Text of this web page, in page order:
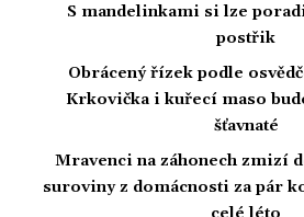
S mandelinkami si lze
postřik
Obrácený řízek podle
Krkovička i kuřecí maso
šťavnaté
Mravenci na záhonech zmizí
suroviny z domácnosti za pár